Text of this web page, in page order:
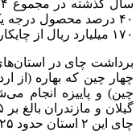
۱۷۰ میلیارد ریال از چایکاران کشور خریداری شد.
برداشت چای در
چین) و پاییزه انجام
چای این ۲ استان حدود ۲۵ هزار هکتار است.